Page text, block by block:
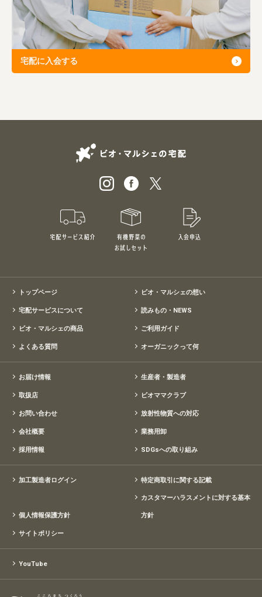
宅配に入会する
宅配サービス紹介 有機野菜のお試しセット
トップページ ビオ・マルシェの想い
宅配サービスについて 読みもの・NEWS
ビオ・マルシェの商品 ご利用ガイド
よくある質問 オーガニックって何
お届け情報 生産者・製造者
取扱店 ビオママクラブ
お問い合わせ 放射性物質への対応
会社概要 業務用卸
採用情報 SDGsへの取り組み
加工製造者ログイン 特定商取引に関する記載
個人情報保護方針
カスタマーハラスメントに対する基本
方針
サイトポリシー
YouTube